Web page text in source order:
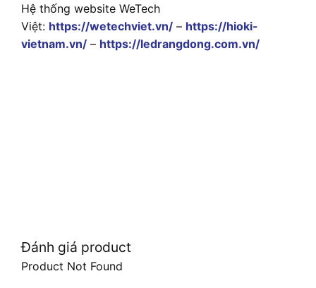
Hệ thống website WeTech
Việt: https://wetechviet.vn/ – https://hioki-
vietnam.vn/ – https://ledrangdong.com.vn/
Đánh giá product
Product Not Found